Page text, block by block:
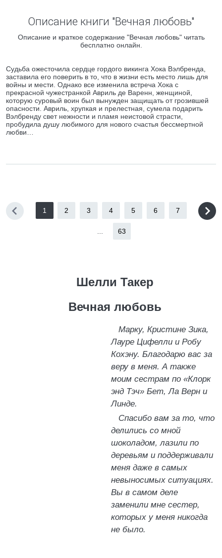
Описание книги "Вечная любовь"
Описание и краткое содержание "Вечная любовь" читать
бесплатно онлайн.
Судьба ожесточила сердце гордого викинга Хока Вэлбренда,
заставила его поверить в то, что в жизни есть место лишь для
войны и мести. Однако все изменила встреча Хока с
прекрасной чужестранкой Авриль де Варенн, женщиной,
которую суровый воин был вынужден защищать от грозившей
опасности. Авриль, хрупкая и прелестная, сумела подарить
Вэлбренду свет нежности и пламя неистовой страсти,
пробудила душу любимого для нового счастья бессмертной
любви…
1 2 3 4 5 6 7
63
Шелли Такер
Вечная любовь
Марку, Кристине Зика,
Лауре Цифелли и Робу
Кохэну. Благодарю вас за
веру в меня. А также
моим сестрам по «Клорк
энд Тэч» Бет, Ла Верн и
Линде.
Спасибо вам за то, что
делились со мной
шоколадом, лазили по
деревьям и поддерживали
меня даже в самых
невыносимых ситуациях.
Вы в самом деле
заменили мне сестер,
которых у меня никогда
не было.